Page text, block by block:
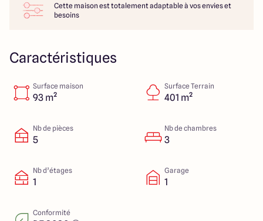
Maisons ARLOGIS Aube
4.6 4.8
Cette maison est totalement adaptable à vos envies et
besoins
Caractéristiques
Surface maison
93 m²
Surface Terrain
401 m²
Nb de pièces
5
Nb de chambres
3
Nb d’étages
1
Garage
1
Conformité